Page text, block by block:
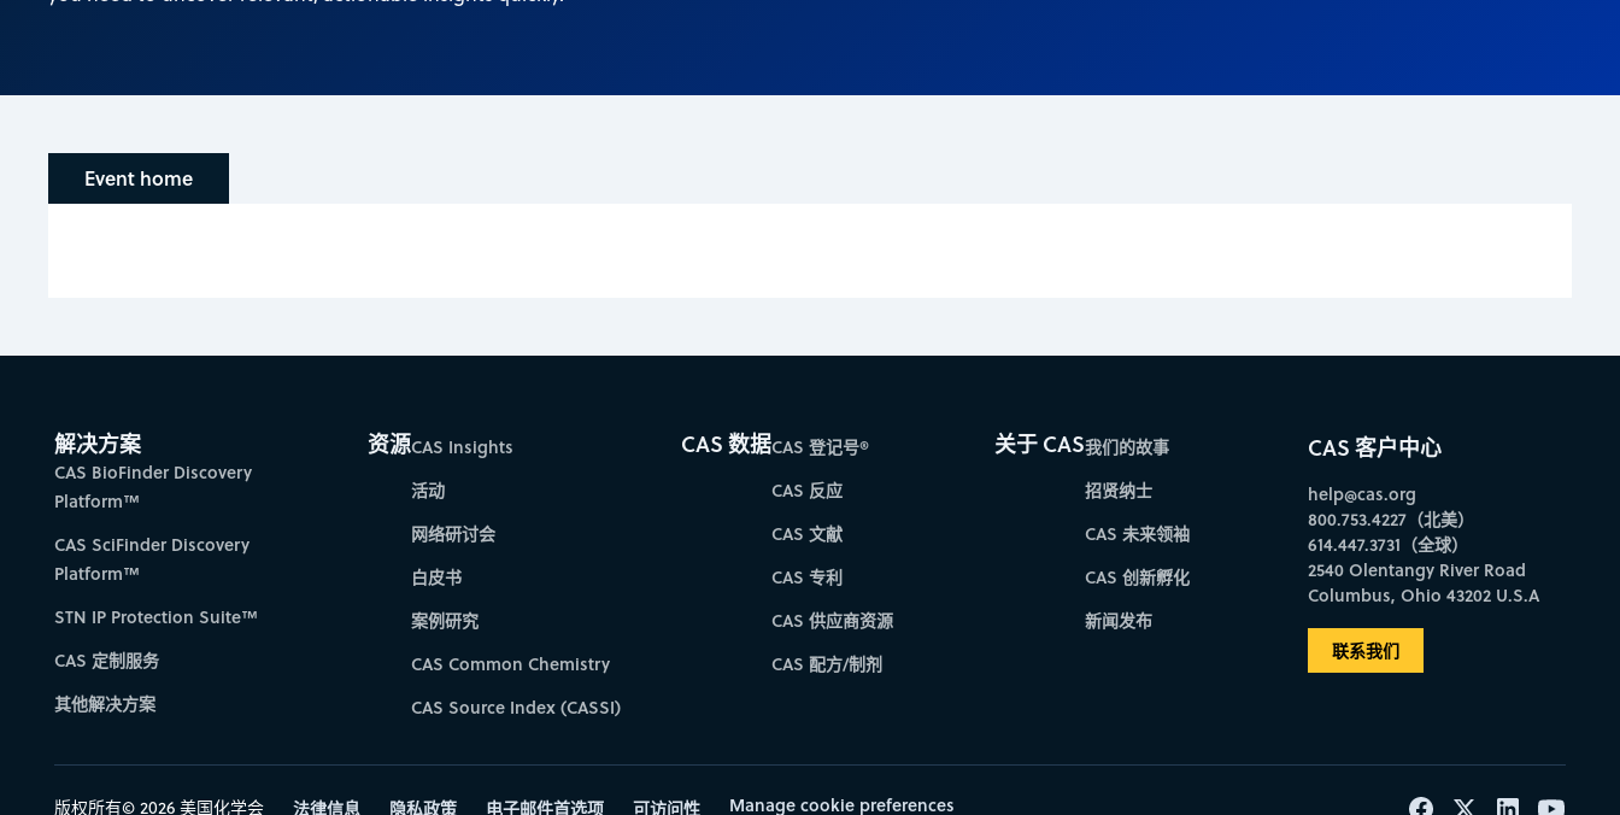
Event home
解决方案
CAS BioFinder Discovery
Platform™
CAS SciFinder Discovery
Platform™
STN IP Protection Suite™
CAS 定制服务
其他解决方案
资源CAS Insights
活动
网络研讨会
白皮书
案例研究
CAS Common Chemistry
CAS Source Index (CASSI)
CAS 数据CAS 登记号®
CAS 反应
CAS 文献
CAS 专利
CAS 供应商资源
CAS 配方/制剂
关于 CAS我们的故事
招贤纳士
CAS 未来领袖
CAS 创新孵化
新闻发布
CAS 客户中心
help@cas.org
800.753.4227（北美）
614.447.3731（全球）
2540 Olentangy River Road
Columbus, Ohio 43202 U.S.A
联系我们
版权所有© 2026 美国化学会 法律信息 隐私政策 电子邮件首选项 可访问性 Manage cookie preferences